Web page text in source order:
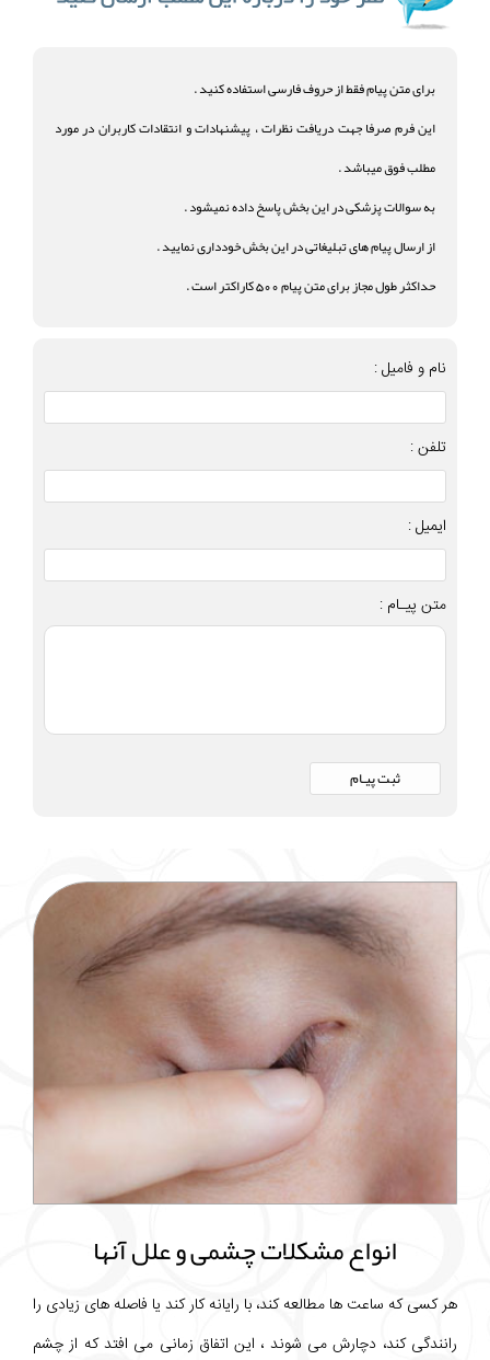
برای متن پیام فقط از حروف فارسی استفاده کنید .
این فرم صرفا جهت دریافت نظرات ، پیشنهادات و انتقادات کاربران در مورد
مطلب فوق میباشد .
به سوالات پزشکی در این بخش پاسخ داده نمیشود .
از ارسال پیام های تبلیغاتی در این بخش خودداری نمایید .
حداکثر طول مجاز برای متن پیام 500 کاراکتر است .
نام و فامیل :
تلفن :
ایمیل :
متن پیـام :
انواع مشکلات چشمی و علل آنها
هر کسی که ساعت ها مطالعه کند، با رایانه کار کند یا فاصله های زیادی را
رانندگی کند، دچارش می شوند ، این اتفاق زمانی می افتد که از چشم